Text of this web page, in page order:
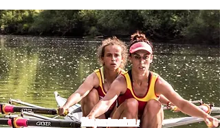
Nos partenaires :